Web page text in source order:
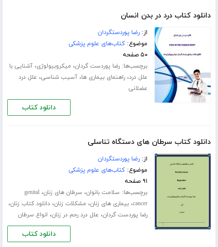
دانلود کتاب درد در بدن انسان
از:رضا پوردستگردان
موضوع:کتاب‌های علوم پزشکی
۵۰ صفحه
برچسب‌ها:رضا پوردست گردان، میکروبیولوژی،آشنایی با
علل درد،راهنمای بیماری ها،آسیب شناسی، علل درد
عضلانی
دانلود کتاب
دانلود کتاب سرطان های دستگاه تناسلی
از:رضا پوردستگردان
موضوع:کتاب‌های علوم پزشکی
۹۱ صفحه
برچسب‌ها: سلامت بانوان، سرطان های زنان،genital
cancer،بیماری های زنان، مشکلات زنان،دانلود کتاب زنان،
رضا پوردست گردان، علل درد رحم در زنان، انواع سرطان
دانلود کتاب